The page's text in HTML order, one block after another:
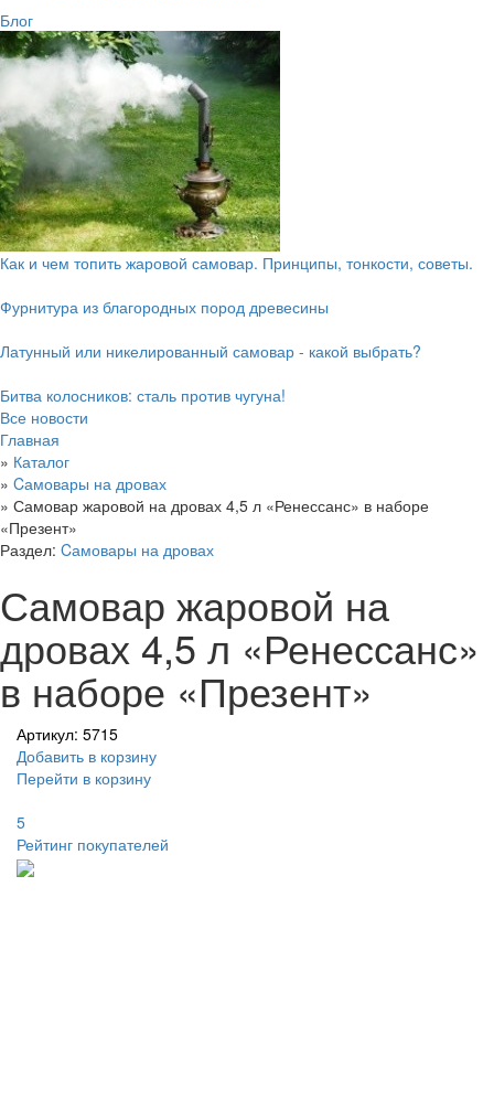
Блог
Как и чем топить жаровой самовар. Принципы, тонкости, советы.
Фурнитура из благородных пород древесины
Латунный или никелированный самовар - какой выбрать?
Битва колосников: сталь против чугуна!
Все новости
Главная
» Каталог
» Cамовары на дровах
» Самовар жаровой на дровах 4,5 л «Ренессанс» в наборе
«Презент»
Раздел: Cамовары на дровах
Самовар жаровой на
дровах 4,5 л «Ренессанс»
в наборе «Презент»
Артикул: 5715
Добавить в корзину
Перейти в корзину
5
Рейтинг покупателей